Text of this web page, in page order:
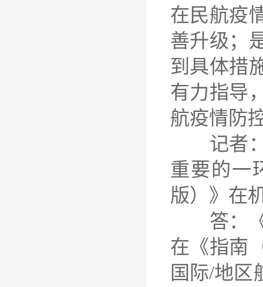
在民航疫
善升级；
到具体措
有力指导
航疫情防
记者：
重要的一
版）》在
答：《
在《指南
国际/地区